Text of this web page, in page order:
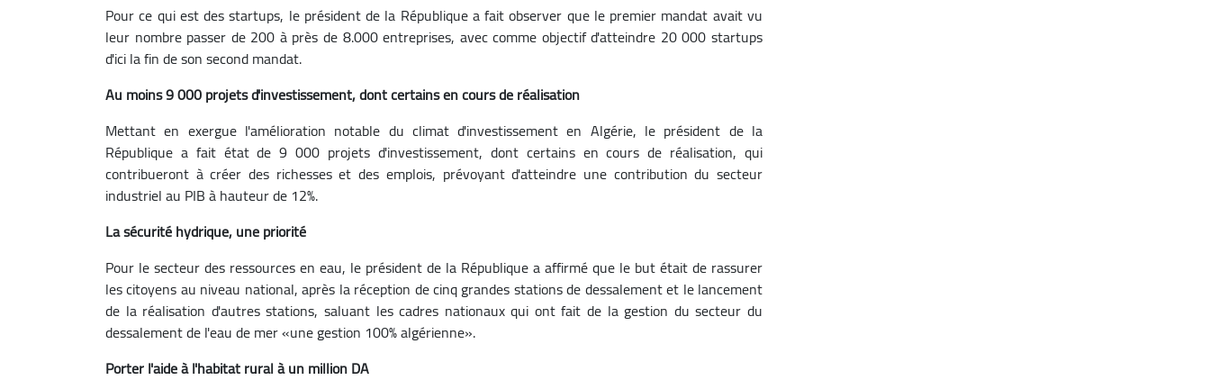
Pour ce qui est des startups, le président de la République a fait observer que le premier mandat avait vu
leur nombre passer de 200 à près de 8.000 entreprises, avec comme objectif d'atteindre 20 000 startups
d'ici la fin de son second mandat.
Au moins 9 000 projets d'investissement, dont certains en cours de réalisation
Mettant en exergue l'amélioration notable du climat d'investissement en Algérie, le président de la
République a fait état de 9 000 projets d'investissement, dont certains en cours de réalisation, qui
contribueront à créer des richesses et des emplois, prévoyant d'atteindre une contribution du secteur
industriel au PIB à hauteur de 12%.
La sécurité hydrique, une priorité
Pour le secteur des ressources en eau, le président de la République a affirmé que le but était de rassurer
les citoyens au niveau national, après la réception de cinq grandes stations de dessalement et le lancement
de la réalisation d'autres stations, saluant les cadres nationaux qui ont fait de la gestion du secteur du
dessalement de l'eau de mer «une gestion 100% algérienne».
Porter l'aide à l'habitat rural à un million DA